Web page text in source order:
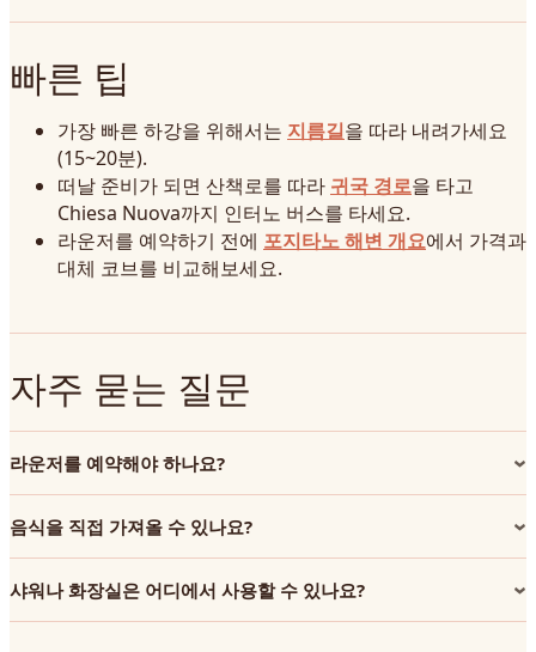
빠른 팁
가장 빠른 하강을 위해서는 지름길을 따라 내려가세요
(15~20분).
떠날 준비가 되면 산책로를 따라 귀국 경로을 타고
Chiesa Nuova까지 인터노 버스를 타세요.
라운저를 예약하기 전에 포지타노 해변 개요에서 가격과
대체 코브를 비교해보세요.
자주 묻는 질문
라운저를 예약해야 하나요?
음식을 직접 가져올 수 있나요?
샤워나 화장실은 어디에서 사용할 수 있나요?